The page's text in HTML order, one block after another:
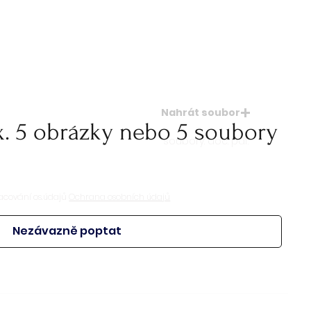
Nahrát soubor
soubory: doc. pdf.
5 obrázky nebo 5 soubory
Nezávazně poptat